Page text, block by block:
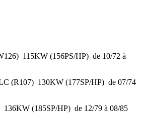
115KW (156PS/HP) de 10/72 à
(R107) 130KW (177SP/HP) de 07/74
136KW (185SP/HP) de 12/79 à 08/85